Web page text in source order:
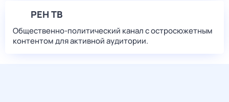
РЕН ТВ
Общественно-политический канал с остросюжетным
контентом для активной аудитории.